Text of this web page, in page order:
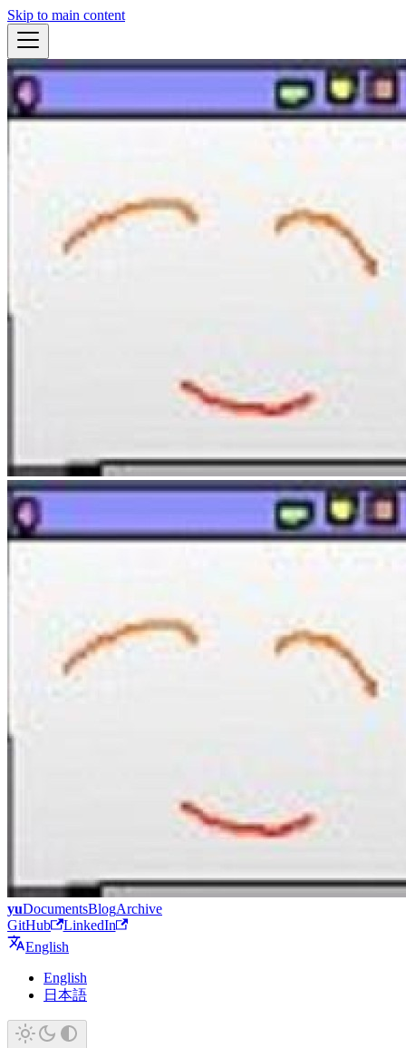
Skip to main content
yuDocumentsBlogArchive
GitHub
LinkedIn
English
English
日本語